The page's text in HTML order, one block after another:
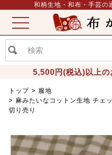
和柄生地・和布・手芸の
5,500円(税込)以上
ME
NU
トップ
服地
麻みたいなコットン生地 チェ
切り売り